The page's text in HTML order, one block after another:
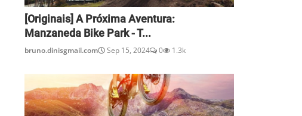
[Originais] A Próxima Aventura:
Manzaneda Bike Park - T...
bruno.dinisgmail.com Sep 15, 2024 0 1.3k